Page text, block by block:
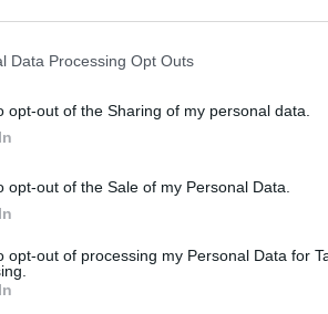
Data Processing Opt Outs
opt-out of the Sharing of my personal data.
opt-out of the Sale of my Personal Data.
opt-out of processing my Personal Data for